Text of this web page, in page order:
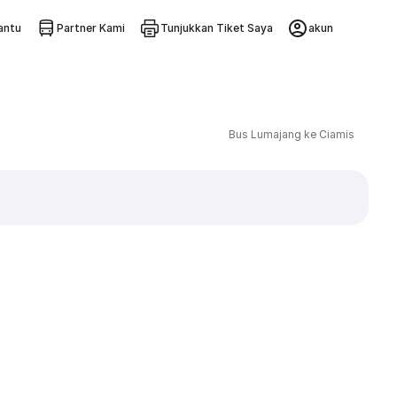
Partner Kami Tunjukkan Tiket Saya akun
Bus Lumajang ke Ciamis